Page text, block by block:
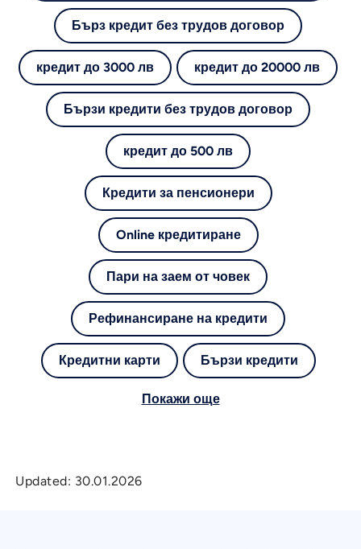
Бърз кредит без трудов договор
кредит до 3000 лв кредит до 20000 лв
Бързи кредити без трудов договор
кредит до 500 лв
Кредити за пенсионери
Online кредитиране
Пари на заем от човек
Рефинансиране на кредити
Кредитни карти Бързи кредити
Покажи още
Updated: 30.01.2026